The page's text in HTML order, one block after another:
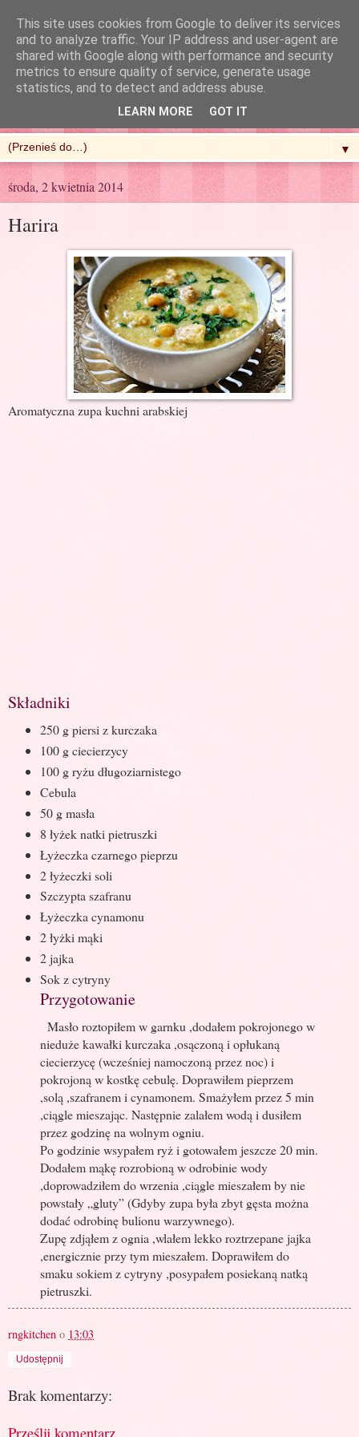
R'n'G Kitchen
▼
środa, 2 kwietnia 2014
Harira
Aromatyczna zupa kuchni arabskiej
Składniki
250 g piersi z kurczaka
100 g ciecierzycy
100 g ryżu długoziarnistego
Cebula
50 g masła
8 łyżek natki pietruszki
Łyżeczka czarnego pieprzu
2 łyżeczki soli
Szczypta szafranu
Łyżeczka cynamonu
2 łyżki mąki
2 jajka
Sok z cytryny
Przygotowanie
Masło roztopiłem w garnku ,dodałem pokrojonego w
nieduże kawałki kurczaka ,osączoną i opłukaną
ciecierzycę (wcześniej namoczoną przez noc) i
pokrojoną w kostkę cebulę. Doprawiłem pieprzem
,solą ,szafranem i cynamonem. Smażyłem przez 5 min
,ciągle mieszając. Następnie zalałem wodą i dusiłem
przez godzinę na wolnym ogniu.
Po godzinie wsypałem ryż i gotowałem jeszcze 20 min.
Dodałem mąkę rozrobioną w odrobinie wody
,doprowadziłem do wrzenia ,ciągle mieszałem by nie
powstały „gluty” (Gdyby zupa była zbyt gęsta można
dodać odrobinę bulionu warzywnego).
Zupę zdjąłem z ognia ,wlałem lekko roztrzepane jajka
,energicznie przy tym mieszałem. Doprawiłem do
smaku sokiem z cytryny ,posypałem posiekaną natką
pietruszki.
rngkitchen o 13:03
Udostępnij
Brak komentarzy:
Prześlij komentarz
This site uses cookies from Google to deliver its services
and to analyze traffic. Your IP address and user-agent are
shared with Google along with performance and security
metrics to ensure quality of service, generate usage
statistics, and to detect and address abuse.
LEARN MORE GOT IT